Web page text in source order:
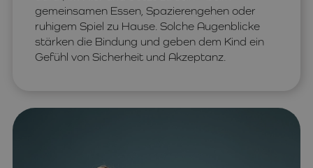
gemeinsamen Essen, Spazierengehen oder
ruhigem Spiel zu Hause. Solche Augenblicke
stärken die Bindung und geben dem Kind ein
Gefühl von Sicherheit und Akzeptanz.